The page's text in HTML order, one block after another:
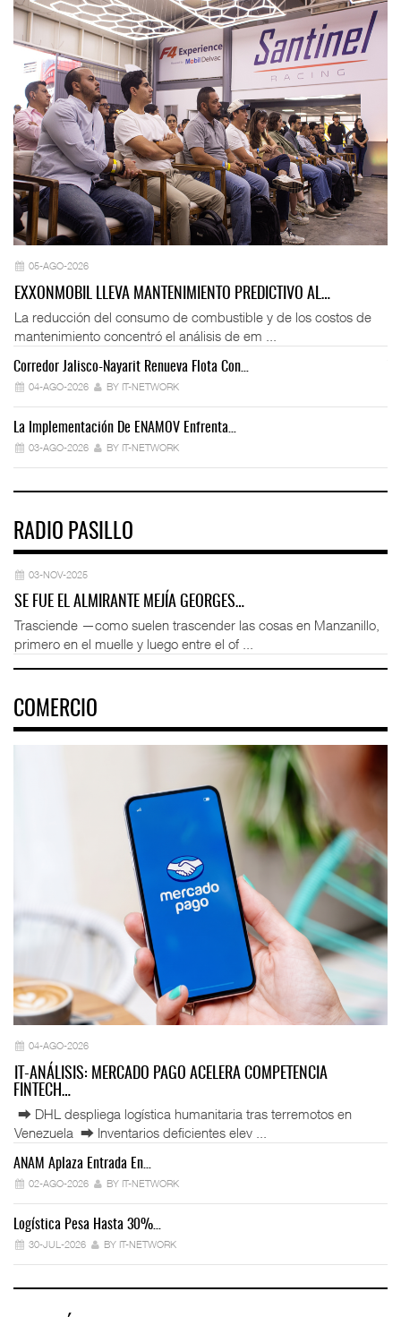
05-AGO-2026
EXXONMOBIL LLEVA MANTENIMIENTO PREDICTIVO AL…
La reducción del consumo de combustible y de los costos de
mantenimiento concentró el análisis de em ...
Corredor Jalisco-Nayarit Renueva Flota Con…
04-AGO-2026 BY IT-NETWORK
La Implementación De ENAMOV Enfrenta…
03-AGO-2026 BY IT-NETWORK
RADIO PASILLO
03-NOV-2025
SE FUE EL ALMIRANTE MEJÍA GEORGES…
Trasciende —como suelen trascender las cosas en Manzanillo,
primero en el muelle y luego entre el of ...
COMERCIO
04-AGO-2026
IT-ANÁLISIS: MERCADO PAGO ACELERA COMPETENCIA
FINTECH…
⮕ DHL despliega logística humanitaria tras terremotos en
Venezuela ⮕ Inventarios deficientes elev ...
ANAM Aplaza Entrada En…
02-AGO-2026 BY IT-NETWORK
Logística Pesa Hasta 30%…
30-JUL-2026 BY IT-NETWORK